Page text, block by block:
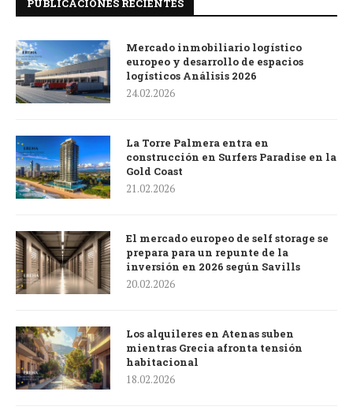
PUBLICACIONES RECIENTES
Mercado inmobiliario logístico
europeo y desarrollo de espacios
logísticos Análisis 2026
24.02.2026
La Torre Palmera entra en
construcción en Surfers Paradise en la
Gold Coast
21.02.2026
El mercado europeo de self storage se
prepara para un repunte de la
inversión en 2026 según Savills
20.02.2026
Los alquileres en Atenas suben
mientras Grecia afronta tensión
habitacional
18.02.2026